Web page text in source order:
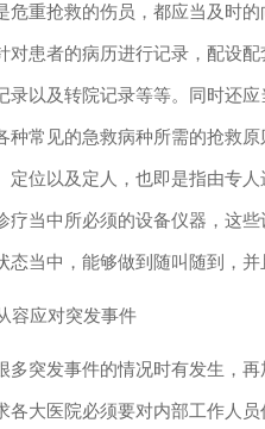
危重抢救的伤员，都应当及时
对患者的病历进行记录，配设
录以及转院记录等等。同时还
种常见的急救病种所需的抢救
定位以及定人，也即是指由专
当中所必须的设备仪器，这
当中，能够做到随叫随到，并
容应对突发事件
多突发事件的情况时有发生，
各大医院必须要对内部工作人